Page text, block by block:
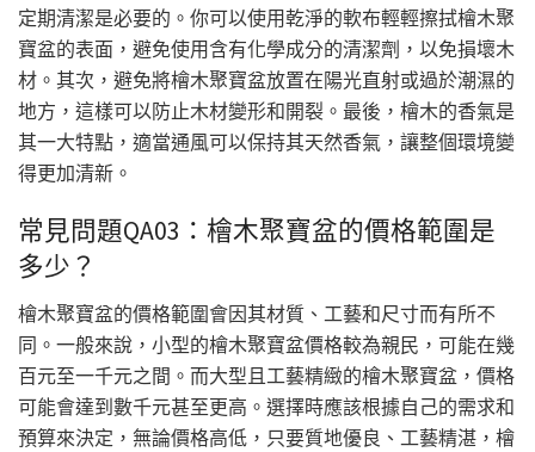
定期清潔是必要的。你可以使用乾淨的軟布輕輕擦拭檜木聚
寶盆的表面，避免使用含有化學成分的清潔劑，以免損壞木
材。其次，避免將檜木聚寶盆放置在陽光直射或過於潮濕的
地方，這樣可以防止木材變形和開裂。最後，檜木的香氣是
其一大特點，適當通風可以保持其天然香氣，讓整個環境變
得更加清新。
常見問題QA03：檜木聚寶盆的價格範圍是
多少？
檜木聚寶盆的價格範圍會因其材質、工藝和尺寸而有所不
同。一般來說，小型的檜木聚寶盆價格較為親民，可能在幾
百元至一千元之間。而大型且工藝精緻的檜木聚寶盆，價格
可能會達到數千元甚至更高。選擇時應該根據自己的需求和
預算來決定，無論價格高低，只要質地優良、工藝精湛，檜